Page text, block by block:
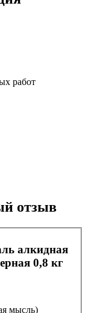
работ
отзыв
алкидная
0,8 кг
мысль)